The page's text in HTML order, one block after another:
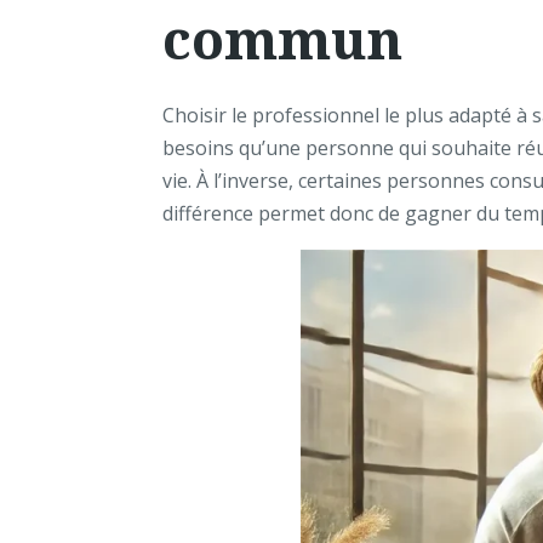
commun
Choisir le professionnel le plus adapté à
besoins qu’une personne qui souhaite
vie. À l’inverse, certaines personnes
différence permet donc de gagner du